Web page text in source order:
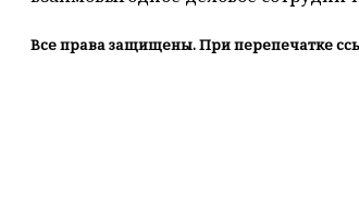
Все права защищены. При перепечатке